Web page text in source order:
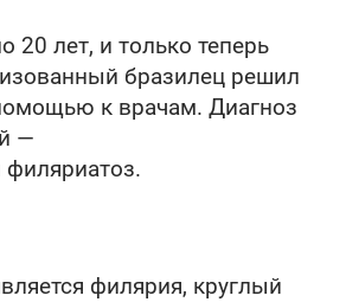
20 лет, и только теперь
бразилец решил
к врачам. Диагноз
—
филярия, круглый